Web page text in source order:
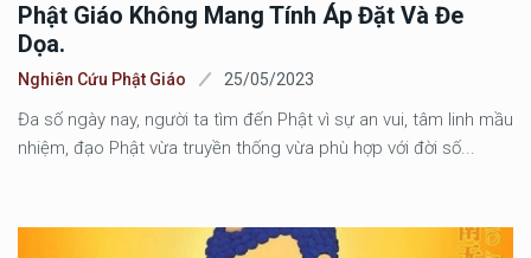
Phật Giáo Không Mang Tính Áp Đặt Và Đe
Dọa.
Nghiên Cứu Phật Giáo 25/05/2023
Đa số ngày nay, người ta tìm đến Phật vì sự an vui, tâm linh mầu
nhiệm, đạo Phật vừa truyền thống vừa phù hợp với đời số...